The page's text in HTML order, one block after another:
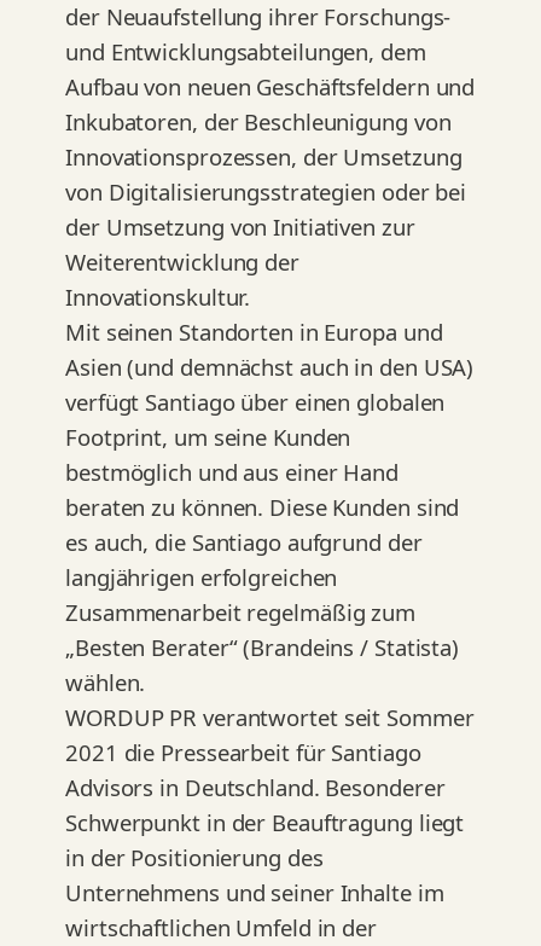
der Neuaufstellung ihrer Forschungs-
und Entwicklungsabteilungen, dem
Aufbau von neuen Geschäftsfeldern und
Inkubatoren, der Beschleunigung von
Innovationsprozessen, der Umsetzung
von Digitalisierungsstrategien oder bei
der Umsetzung von Initiativen zur
Weiterentwicklung der
Innovationskultur.
Mit seinen Standorten in Europa und
Asien (und demnächst auch in den USA)
verfügt Santiago über einen globalen
Footprint, um seine Kunden
bestmöglich und aus einer Hand
beraten zu können. Diese Kunden sind
es auch, die Santiago aufgrund der
langjährigen erfolgreichen
Zusammenarbeit regelmäßig zum
„Besten Berater“ (Brandeins / Statista)
wählen.
WORDUP PR verantwortet seit Sommer
2021 die Pressearbeit für Santiago
Advisors in Deutschland. Besonderer
Schwerpunkt in der Beauftragung liegt
in der Positionierung des
Unternehmens und seiner Inhalte im
wirtschaftlichen Umfeld in der